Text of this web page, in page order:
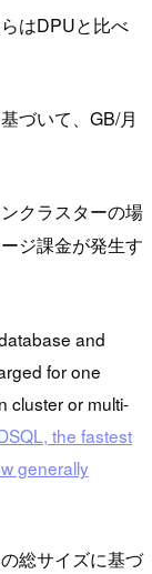
はDPUと比べ
づいて、GB/月
クラスターの場
ジ課金が発生す
and
for one
cluster or multi-
the fastest
generally
総サイズに基づ